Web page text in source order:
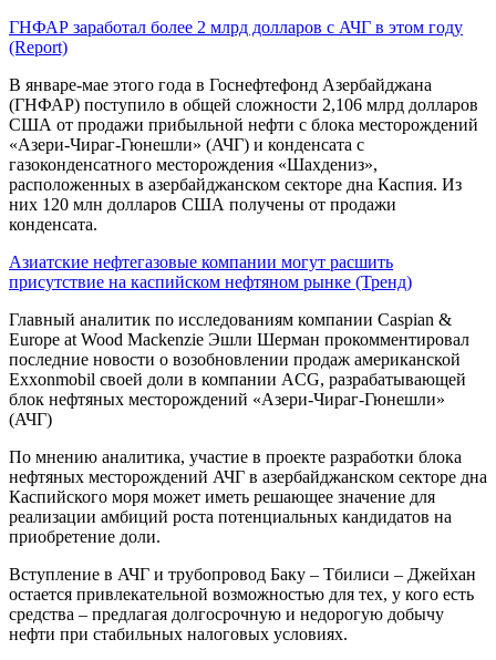
ГНФАР заработал более 2 млрд долларов с АЧГ в этом году
(Report)
В январе-мае этого года в Госнефтефонд Азербайджана
(ГНФАР) поступило в общей сложности 2,106 млрд долларов
США от продажи прибыльной нефти с блока месторождений
«Азери-Чираг-Гюнешли» (АЧГ) и конденсата с
газоконденсатного месторождения «Шахдениз»,
расположенных в азербайджанском секторе дна Каспия. Из
них 120 млн долларов США получены от продажи
конденсата.
Азиатские нефтегазовые компании могут расшить
присутствие на каспийском нефтяном рынке (Тренд)
Главный аналитик по исследованиям компании Caspian &
Europe at Wood Mackenzie Эшли Шерман прокомментировал
последние новости о возобновлении продаж американской
Exxonmobil своей доли в компании ACG, разрабатывающей
блок нефтяных месторождений «Азери-Чираг-Гюнешли»
(АЧГ)
По мнению аналитика, участие в проекте разработки блока
нефтяных месторождений АЧГ в азербайджанском секторе дна
Каспийского моря может иметь решающее значение для
реализации амбиций роста потенциальных кандидатов на
приобретение доли.
Вступление в АЧГ и трубопровод Баку – Тбилиси – Джейхан
остается привлекательной возможностью для тех, у кого есть
средства – предлагая долгосрочную и недорогую добычу
нефти при стабильных налоговых условиях.